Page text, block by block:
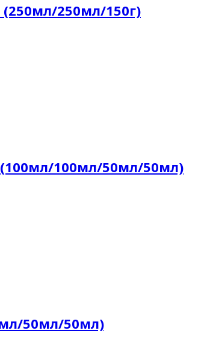
250мл/150г)
100мл/50мл/50мл)
50мл/50мл)